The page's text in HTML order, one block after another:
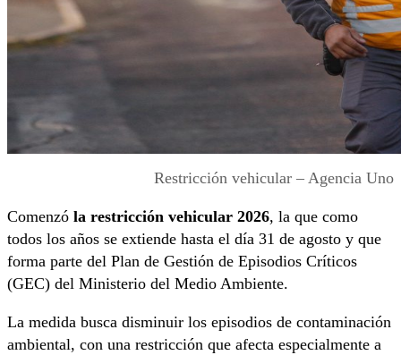
Restricción vehicular – Agencia Uno
Comenzó la restricción vehicular 2026, la que como
todos los años se extiende hasta el día 31 de agosto y que
forma parte del Plan de Gestión de Episodios Críticos
(GEC) del Ministerio del Medio Ambiente.
La medida busca disminuir los episodios de contaminación
ambiental, con una restricción que afecta especialmente a